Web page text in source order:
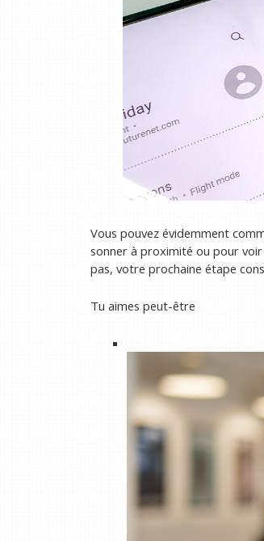
Vous pouvez évidemment
sonner à proximité ou pour
pas, votre prochaine étape
Tu aimes peut-être